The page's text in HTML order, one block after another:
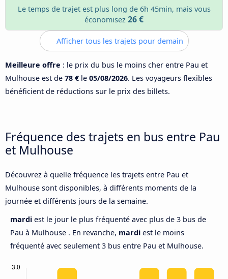
Le temps de trajet est plus long de 6h 45min, mais vous
économisez 26 €
Afficher tous les trajets pour demain
Meilleure offre : le prix du bus le moins cher entre Pau et
Mulhouse est de 78 € le 05/08/2026. Les voyageurs flexibles
bénéficient de réductions sur le prix des billets.
Fréquence des trajets en bus entre Pau
et Mulhouse
Découvrez à quelle fréquence les trajets entre Pau et
Mulhouse sont disponibles, à différents moments de la
journée et différents jours de la semaine.
mardi est le jour le plus fréquenté avec plus de 3 bus de
Pau à Mulhouse . En revanche, mardi est le moins
fréquenté avec seulement 3 bus entre Pau et Mulhouse.